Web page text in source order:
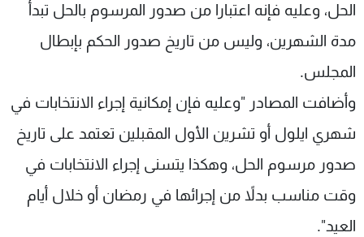
الحل، وعليه فإنه اعتبارا من صدور المرسوم بالحل تبدأ
مدة الشهرين، وليس من تاريخ صدور الحكم بإبطال
المجلس.
وأضافت المصادر "وعليه فإن إمكانية إجراء الانتخابات في
شهري ايلول أو تشرين الأول المقبلين تعتمد على تاريخ
صدور مرسوم الحل، وهكذا يتسنى إجراء الانتخابات في
وقت مناسب بدلاً من إجرائها في رمضان أو خلال أيام
العيد".